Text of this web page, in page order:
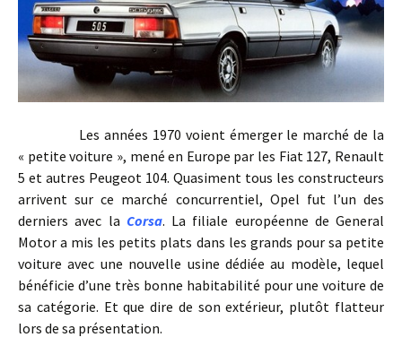
Les années 1970 voient émerger le marché de la
« petite voiture », mené en Europe par les Fiat 127, Renault
5 et autres Peugeot 104. Quasiment tous les constructeurs
arrivent sur ce marché concurrentiel, Opel fut l’un des
derniers avec la Corsa. La filiale européenne de General
Motor a mis les petits plats dans les grands pour sa petite
voiture avec une nouvelle usine dédiée au modèle, lequel
bénéficie d’une très bonne habitabilité pour une voiture de
sa catégorie. Et que dire de son extérieur, plutôt flatteur
lors de sa présentation.